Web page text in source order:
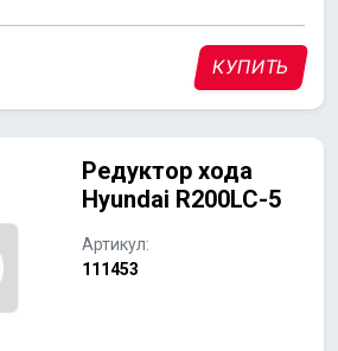
КУПИТЬ
Редуктор хода
Hyundai R200LC-5
Артикул:
111453